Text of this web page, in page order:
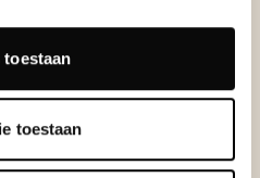
toestaan
toestaan
estate has to offer.